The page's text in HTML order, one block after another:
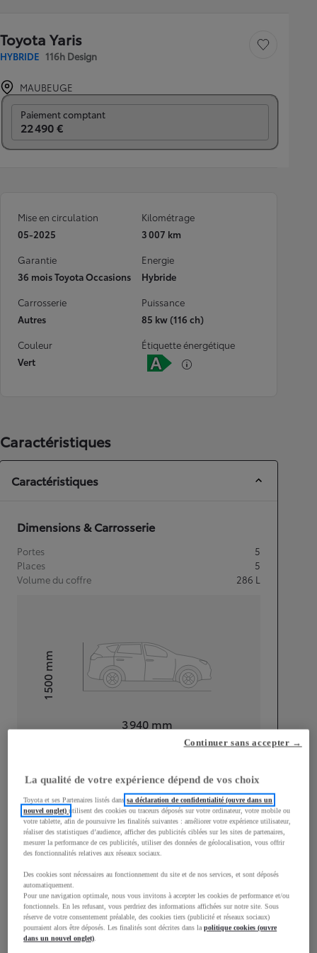
Toyota Yaris
HYBRIDE 116h Design
Sauvegarder le
MAUBEUGE
Paiement comptant
22 490 €
Mise en circulation
05-2025
Kilométrage
3 007 km
Garantie
36 mois Toyota Occasions
Energie
Hybride
Carrosserie
Autres
Puissance
85 kw (116 ch)
Couleur
Vert
Étiquette énergétique
Caractéristiques
Caractéristiques
Dimensions & Carrosserie
Portes
5
Places
5
Volume du coffre
286 L
3 940 mm
Hauteur1 500
mm
Largeur
1 745mm
Consommation mixte
Consommation mixte 4L/100 km
Émissions CO2
91g/km
La qualité de votre expérience dépend de vos choix
Toyota et ses Partenaires listés danssa déclaration de confidentialité (ouvre dans un
nouvel onglet)utilisent des cookies ou traceurs déposés sur votre ordinateur, votre mobile ou
votre tablette, afin de poursuivre les finalités suivantes : améliorer votre expérience utilisateur,
réaliser des statistiques d’audience, afficher des publicités ciblées sur les sites de partenaires,
mesurer la performance de ces publicités, utiliser des données de géolocalisation, vous offrir
des fonctionnalités relatives aux réseaux sociaux.
Des cookies sont nécessaires au fonctionnement du site et de nos services, et sont déposés
automatiquement.
Pour une navigation optimale, nous vous invitons à accepter les cookies de performance et/ou
fonctionnels. En les refusant, vous perdriez des informations affichées sur notre site. Sous
réserve de votre consentement préalable, des cookies tiers (publicité et réseaux sociaux)
pourraient alors être déposés. Les finalités sont décrites dans lapolitique cookies (ouvre
dans un nouvel onglet)
Continuer sans accepter →